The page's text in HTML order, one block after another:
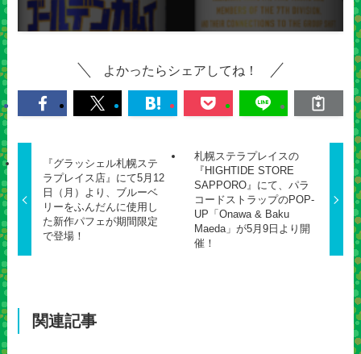
よかったらシェアしてね！
『グラッシェル札幌ステ
ラプレイス店』にて5月12
日（月）より、ブルーベ
リーをふんだんに使用し
た新作パフェが期間限定
で登場！
札幌ステラプレイスの
『HIGHTIDE STORE
SAPPORO』にて、パラ
コードストラップのPOP-
UP「Onawa & Baku
Maeda」が5月9日より開
催！
関連記事